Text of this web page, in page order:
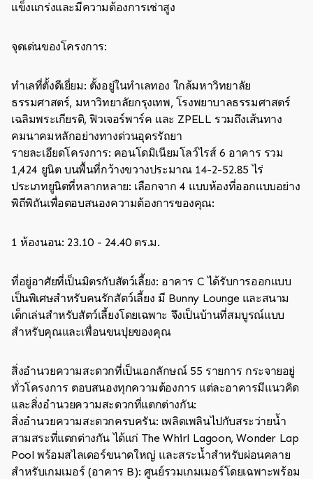
แข็งแกร่งและมีความต้องการเช่าสูง
จุดเด่นของโครงการ:
ทำเลที่ตั้งดีเยี่ยม: ตั้งอยู่ในทำเลทอง ใกล้มหาวิทยาลัย
ธรรมศาสตร์, มหาวิทยาลัยกรุงเทพ, โรงพยาบาลธรรมศาสตร์
เฉลิมพระเกียรติ, ฟิวเจอร์พาร์ค และ ZPELL รวมถึงเส้นทาง
คมนาคมหลักอย่างทางด่วนอุดรรัถยา
รายละเอียดโครงการ: คอนโดมิเนียมโลว์ไรส์ 6 อาคาร รวม
1,424 ยูนิต บนพื้นที่กว้างขวางประมาณ 14-2-52.85 ไร่
ประเภทยูนิตที่หลากหลาย: เลือกจาก 4 แบบห้องที่ออกแบบอย่าง
พิถีพิถันเพื่อตอบสนองความต้องการของคุณ:
1 ห้องนอน: 23.10 - 24.40 ตร.ม.
ที่อยู่อาศัยที่เป็นมิตรกับสัตว์เลี้ยง: อาคาร C ได้รับการออกแบบ
เป็นพิเศษสำหรับคนรักสัตว์เลี้ยง มี Bunny Lounge และสนาม
เด็กเล่นสำหรับสัตว์เลี้ยงโดยเฉพาะ จึงเป็นบ้านที่สมบูรณ์แบบ
สำหรับคุณและเพื่อนขนปุยของคุณ
สิ่งอำนวยความสะดวกที่เป็นเอกลักษณ์ 55 รายการ กระจายอยู่
ทั่วโครงการ ตอบสนองทุกความต้องการ แต่ละอาคารมีแนวคิด
และสิ่งอำนวยความสะดวกที่แตกต่างกัน:
สิ่งอำนวยความสะดวกครบครัน: เพลิดเพลินไปกับสระว่ายน้ำ
สามสระที่แตกต่างกัน ได้แก่ The Whirl Lagoon, Wonder Lap
Pool พร้อมสไลเดอร์ขนาดใหญ่ และสระน้ำสำหรับผ่อนคลาย
สำหรับเกมเมอร์ (อาคาร B): ศูนย์รวมเกมเมอร์โดยเฉพาะพร้อม